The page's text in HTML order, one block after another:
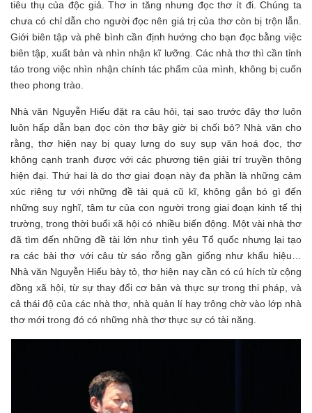
tiêu thụ của độc giả. Thơ in tăng nhưng đọc thơ ít đi. Chúng ta
chưa có chỉ dẫn cho người đọc nên giá trị của thơ còn bị trộn lẫn.
Giới biên tập và phê bình cần định hướng cho bạn đọc bằng việc
biên tập, xuất bản và nhìn nhận kĩ lưỡng. Các nhà thơ thì cần tỉnh
táo trong việc nhìn nhận chính tác phẩm của mình, không bị cuốn
theo phong trào.
Nhà văn Nguyễn Hiếu đặt ra câu hỏi, tại sao trước đây thơ luôn
luôn hấp dẫn bạn đọc còn thơ bây giờ bị chối bỏ? Nhà văn cho
rằng, thơ hiện nay bị quay lưng do suy sụp văn hoá đọc, thơ
không cạnh tranh được với các phương tiện giải trí truyền thông
hiện đại. Thứ hai là do thơ giai đoạn này đa phần là những cảm
xúc riêng tư với những đề tài quá cũ kĩ, không gắn bó gì đến
những suy nghĩ, tâm tư của con người trong giai đoạn kinh tế thị
trường, trong thời buổi xã hội có nhiều biến động. Một vài nhà thơ
đã tìm đến những đề tài lớn như tình yêu Tổ quốc nhưng lại tạo
ra các bài thơ với câu từ sáo rỗng gần giống như khẩu hiệu…
Nhà văn Nguyễn Hiếu bày tỏ, thơ hiện nay cần có cú hích từ cộng
đồng xã hội, từ sự thay đổi cơ bản và thực sự trong thi pháp, và
cả thái độ của các nhà thơ, nhà quản lí hay trông chờ vào lớp nhà
thơ mới trong đó có những nhà thơ thực sự có tài năng.